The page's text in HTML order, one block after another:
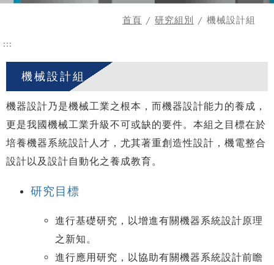
首頁 / 研究組別 / 機械設計組
:::
機械設計組
機器設計乃是機械工業之根本，而機器設計能力的養成，
更是我國機械工業升級不可或缺的要件。本組之目標在於
培養機器系統設計人才，尤其著重創造性設計，機電整合
設計以及設計自動化之養成教育。
研究目標
進行基礎研究，以增進有關機器系統設計原理
之新知。
進行應用研究，以協助有關機器系統設計前瞻